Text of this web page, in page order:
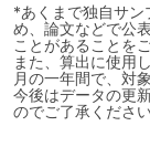
*あくまで独自サン
め、論文などで公
ことがあることを
また、算出に使用
月の一年間で、対
今後はデータの更
のでご了承ください